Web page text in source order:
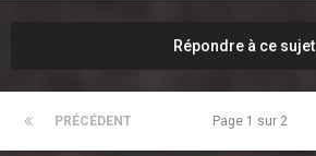
Répondre à ce sujet
PRÉCÉDENT Page 1 sur 2